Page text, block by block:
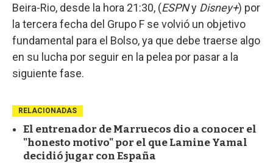
Beira-Rio, desde la hora 21:30, (ESPNy Disney+) por
la tercera fecha del Grupo F se volvió un objetivo
fundamental para el Bolso, ya que debe traerse algo
en su lucha por seguir en la pelea por pasar a la
siguiente fase.
RELACIONADAS
El entrenador de Marruecos dio a conocer el
"honesto motivo" por el que Lamine Yamal
decidió jugar con España